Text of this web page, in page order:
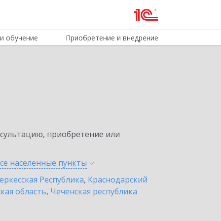
обучение Приобретение и внедрение
приобретение или
населенные пункты
Республика, Краснодарский
область, Чеченская республика